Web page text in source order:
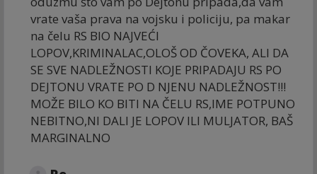
vrate vaša prava na vojsku i policiju, pa makar
na čelu RS BIO NAJVEĆI
LOPOV,KRIMINALAC,OLOŠ OD ČOVEKA, ALI DA
SE SVE NADLEŽNOSTI KOJE PRIPADAJU RS PO
DEJTONU VRATE PO D NJENU NADLEŽNOST!!!
MOŽE BILO KO BITI NA ČELU RS,IME POTPUNO
NEBITNO,NI DALI JE LOPOV ILI MULJATOR, BAŠ
MARGINALNO